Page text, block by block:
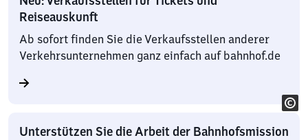
Reiseauskunft
Ab sofort finden Sie die Verkaufsstellen anderer
Verkehrsunternehmen ganz einfach auf bahnhof.de
Unterstützen Sie die Arbeit der Bahnhofsmission